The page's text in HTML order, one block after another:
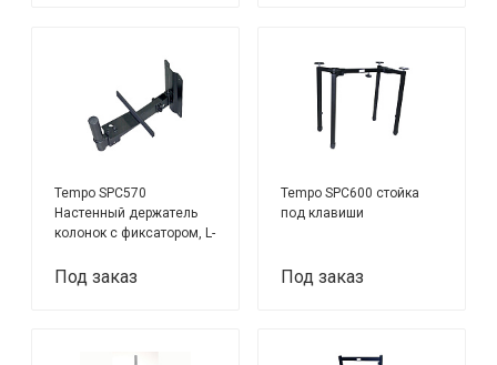
Tempo SPC570
Настенный держатель
колонок с фиксатором, L-
Под заказ
Tempo SPC600 стойка
под клавиши
Под заказ